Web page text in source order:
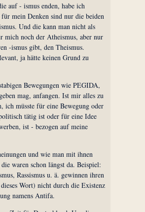
auf - ismus enden, habe ich
mein Denken sind nur die beiden
Und die kann man nicht als
noch der Atheismus, aber nur
-ismus gibt, den Theismus.
ja hätte keinen Grund zu
Bewegungen wie PEGIDA,
mag, anfangen. Ist mir alles zu
ich müsste für eine Bewegung oder
tätig ist oder für eine Idee
ist - bezogen auf meine
und wie man mit ihnen
waren schon längst da. Beispiel:
Rassismus u. ä. gewinnen ihren
Wort) nicht durch die Existenz
namens Antifa.